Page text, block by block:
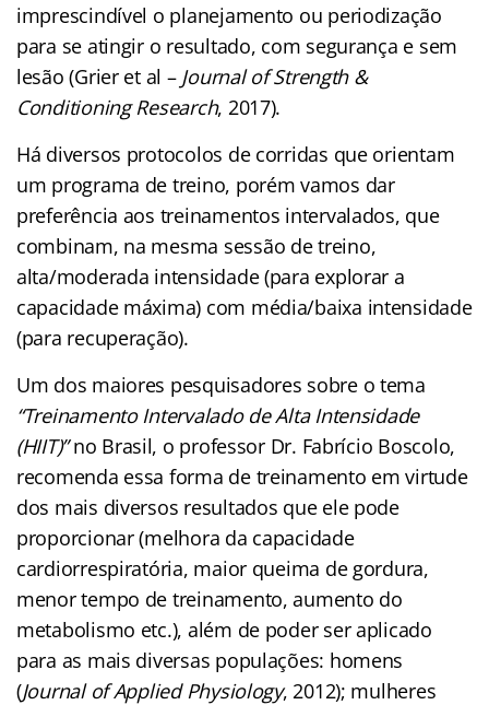
imprescindível o planejamento ou periodização
para se atingir o resultado, com segurança e sem
lesão (Grier et al – Journal of Strength &
Conditioning Research, 2017).
Há diversos protocolos de corridas que orientam
um programa de treino, porém vamos dar
preferência aos treinamentos intervalados, que
combinam, na mesma sessão de treino,
alta/moderada intensidade (para explorar a
capacidade máxima) com média/baixa intensidade
(para recuperação).
Um dos maiores pesquisadores sobre o tema
“Treinamento Intervalado de Alta Intensidade
(HIIT)”no Brasil, o professor Dr. Fabrício Boscolo,
recomenda essa forma de treinamento em virtude
dos mais diversos resultados que ele pode
proporcionar (melhora da capacidade
cardiorrespiratória, maior queima de gordura,
menor tempo de treinamento, aumento do
metabolismo etc.), além de poder ser aplicado
para as mais diversas populações: homens
(Journal of Applied Physiology, 2012); mulheres